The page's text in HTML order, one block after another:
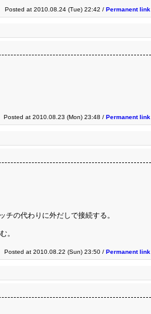
Posted at 2010.08.24 (Tue) 22:42 / Permanent link
Posted at 2010.08.23 (Mon) 23:48 / Permanent link
の代わりに外だしで接続する。
。
Posted at 2010.08.22 (Sun) 23:50 / Permanent link